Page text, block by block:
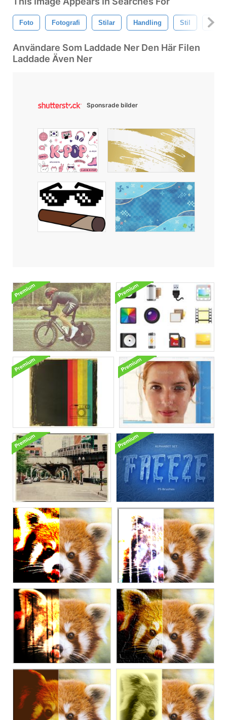
Foto Fotografi Stilar Handling Stil
Användare Som Laddade Ner Den Här Filen
Laddade Även Ner
Sponsrade bilder